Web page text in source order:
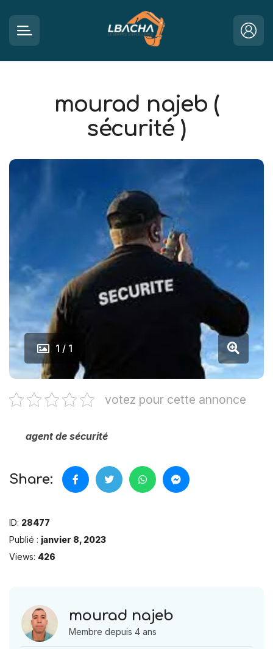
mourad najeb (
sécurité )
1 / 1
votez pour cette annonce
agent de sécurité
Share:
ID: 28477
Publié : janvier 8, 2023
Views: 426
mourad najeb
Membre depuis 4 ans